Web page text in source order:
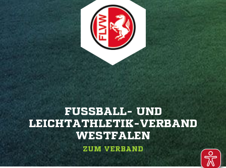
FUSSBALL- UND L
EICHTATHLETIK-VERBAND W
ESTFALEN
ZUM VERBAND